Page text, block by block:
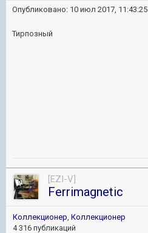
Опубликовано: 10 июл 2017, 11:43:25
Тирпозный
[EZI-V]
Ferrimagnetic
Коллекционер Коллекционер
4 316 публикаций